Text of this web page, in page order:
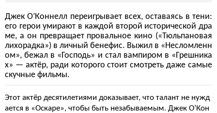
Джек О’Коннелл переигрывает всех, оставаясь в тени:
его герои умирают в каждой второй исторической дра
ме, а он превращает провальное кино («Тюльпановая
лихорадка») в личный бенефис. Выжил в «Несломленн
ом», бежал в «Господь» и стал вампиром в «Грешника
х» — актёр, ради которого стоит смотреть даже самые
скучные фильмы.
Этот актёр десятилетиями доказывает, что талант не нужд
ается в «Оскаре», чтобы быть незабываемым. Джек О’Кон